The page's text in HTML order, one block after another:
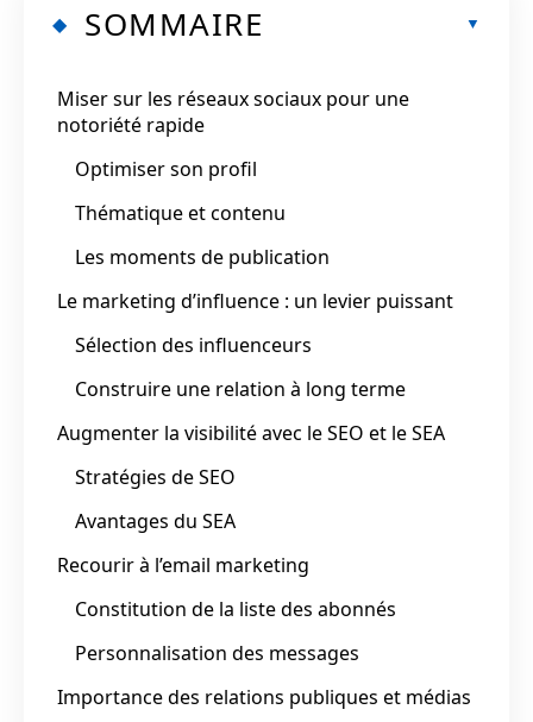
SOMMAIRE
Miser sur les réseaux sociaux pour une
notoriété rapide
Optimiser son profil
Thématique et contenu
Les moments de publication
Le marketing d’influence : un levier puissant
Sélection des influenceurs
Construire une relation à long terme
Augmenter la visibilité avec le SEO et le SEA
Stratégies de SEO
Avantages du SEA
Recourir à l’email marketing
Constitution de la liste des abonnés
Personnalisation des messages
Importance des relations publiques et médias